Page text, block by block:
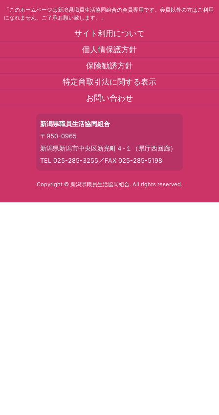
「このホームページは新潟県職員生活協同組合の会員専用です。会員以外の方はご利用
になれません。ご了承お願い致します。」
サイト利用について
個人情保護方針
保険勧誘方針
特定商取引法に関する表示
お問い合わせ
新潟県職員生活協同組合
〒950-0965
新潟県新潟市中央区新光町４-１（県庁西回廊）
TEL 025-285-3255／FAX 025-285-5198
Copyright © 新潟県職員生活協同組合. All rights reserved.